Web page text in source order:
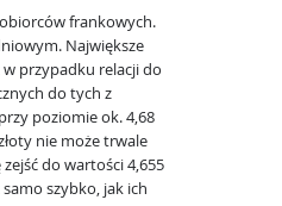
frankowych.
Największe
przypadku relacji do
do tych z
poziomie ok. 4,68
nie może trwale
do wartości 4,655
szybko, jak ich